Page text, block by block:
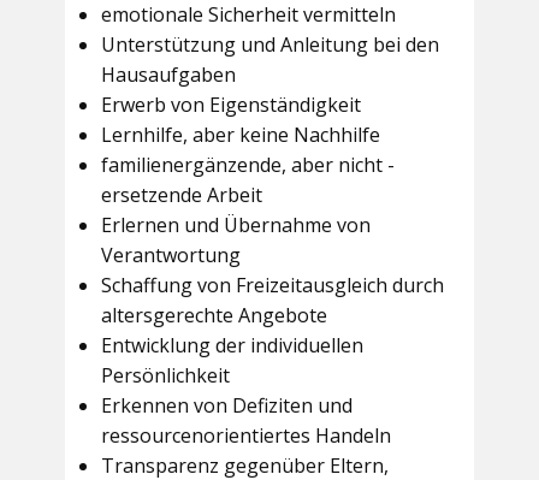
emotionale Sicherheit vermitteln
Unterstützung und Anleitung bei den
Hausaufgaben
Erwerb von Eigenständigkeit
Lernhilfe, aber keine Nachhilfe
familienergänzende, aber nicht -
ersetzende Arbeit
Erlernen und Übernahme von
Verantwortung
Schaffung von Freizeitausgleich durch
altersgerechte Angebote
Entwicklung der individuellen
Persönlichkeit
Erkennen von Defiziten und
ressourcenorientiertes Handeln
Transparenz gegenüber Eltern,